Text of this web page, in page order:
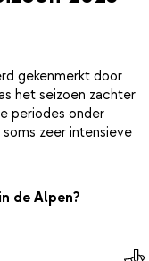
gekenmerkt door
het seizoen zachter
periodes onder
zeer intensieve
de Alpen?